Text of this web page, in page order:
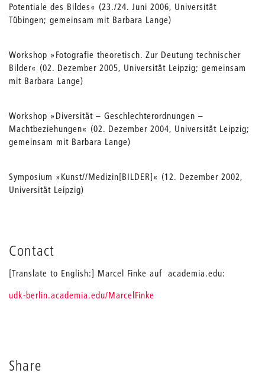
Share
Potentiale des Bildes« (23./24. Juni 2006, Universität
Tübingen; gemeinsam mit Barbara Lange)
Workshop »Fotografie theoretisch. Zur Deutung technischer
Bilder« (02. Dezember 2005, Universität Leipzig; gemeinsam
mit Barbara Lange)
Workshop »Diversität – Geschlechterordnungen –
Machtbeziehungen« (02. Dezember 2004, Universität Leipzig;
gemeinsam mit Barbara Lange)
Symposium »Kunst//Medizin[BILDER]« (12. Dezember 2002,
Universität Leipzig)
Contact
[Translate to English:] Marcel Finke auf academia.edu:
udk-berlin.academia.edu/MarcelFinke